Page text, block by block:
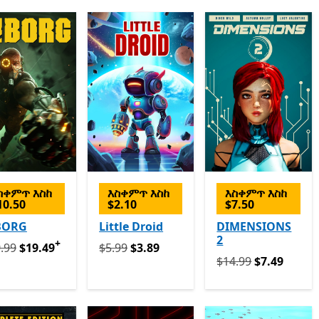
እስከ
$29.99 አሁን $19.49የመተግበሪያ ግብይቶች ውስጥ ግብዣ ቀርቧል
$19.49+
እስቀምጥ እስከ
$2.10
Little Droid
የመጀመሪያ $5.99 አሁን $3.89
$5.99$3.89
እስቀምጥ እስከ
$7.50
DIMENSIONS
2
የመጀመሪያ $14.99
$14.99$7.49